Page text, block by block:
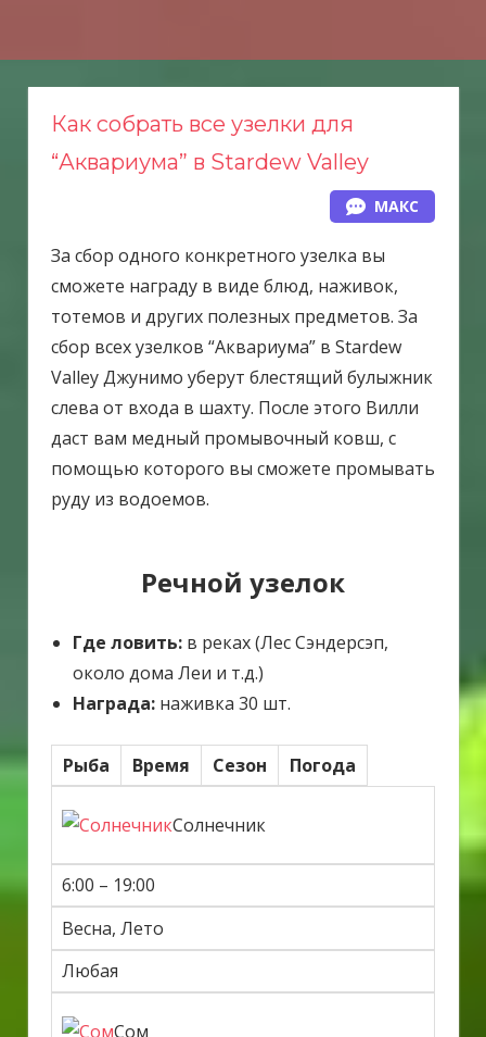
Как собрать все узелки для
“Аквариума” в Stardew Valley
МАКС
За сбор одного конкретного узелка вы
сможете награду в виде блюд, наживок,
тотемов и других полезных предметов. За
сбор всех узелков “Аквариума” в Stardew
Valley Джунимо уберут блестящий булыжник
слева от входа в шахту. После этого Вилли
даст вам медный промывочный ковш, с
помощью которого вы сможете промывать
руду из водоемов.
Речной узелок
Где ловить:в реках (Лес Сэндерсэп,
около дома Леи и т.д.)
Награда:наживка 30 шт.
Рыба Время Сезон Погода
Солнечник
6:00 – 19:00
Весна, Лето
Любая
Сом